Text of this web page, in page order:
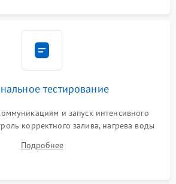
тестирование
и запуск интенсивного
корректного залива, нагрева воды
отсутствия посторонних шумов,
и абсолютной сухости в поддоне.
Подробнее